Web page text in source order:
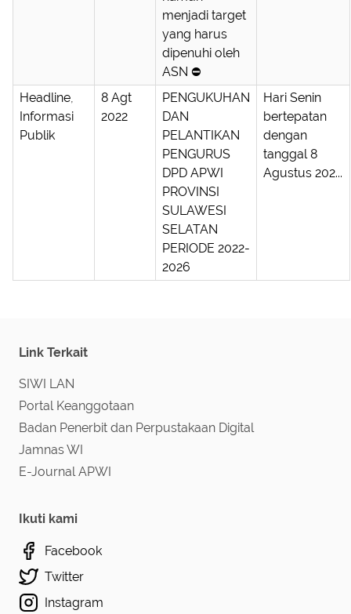
menjadi target
yang harus
dipenuhi oleh
ASN ⛔
Headline,
Informasi
Publik
8 Agt
2022
PENGUKUHAN
DAN
PELANTIKAN
PENGURUS
DPD APWI
PROVINSI
SULAWESI
SELATAN
PERIODE 2022-
2026
Hari Senin
bertepatan
dengan
tanggal 8
Agustus 202...
Link Terkait
SIWI LAN
Portal Keanggotaan
Badan Penerbit dan Perpustakaan Digital
Jamnas WI
E-Journal APWI
Ikuti kami
Facebook
Twitter
Instagram